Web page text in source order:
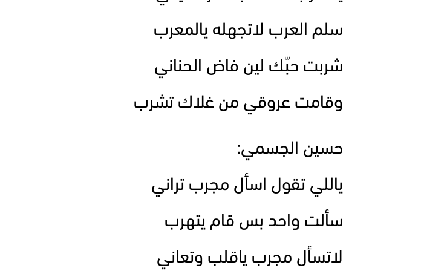
سلم العرب لاتجهله يالمعرب
شربت حبّك لين فاض الحناني
وقامت عروقي من غلاك تشرب
حسين الجسمي:
ياللي تقول اسأل مجرب تراني
سألت واحد بس قام يتهرب
لاتسأل مجرب ياقلب وتعاني